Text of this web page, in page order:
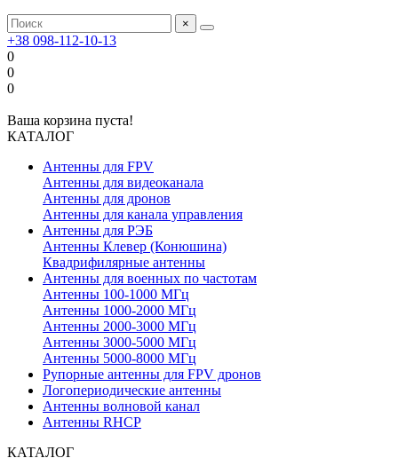
×
+38 098-112-10-13
0
0
0
Ваша корзина пуста!
КАТАЛОГ
Антенны для FPV
Антенны для видеоканала
Антенны для дронов
Антенны для канала управления
Антенны для РЭБ
Антенны Клевер (Конюшина)
Квадрифилярные антенны
Антенны для военных по частотам
Антенны 100-1000 МГц
Антенны 1000-2000 МГц
Антенны 2000-3000 МГц
Антенны 3000-5000 МГц
Антенны 5000-8000 МГц
Рупорные антенны для FPV дронов
Логопериодические антенны
Антенны волновой канал
Антенны RHCP
КАТАЛОГ